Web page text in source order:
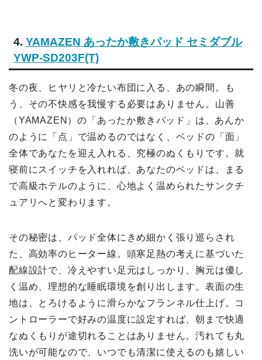
4. YAMAZEN あったか敷きパッド セミダブル
YWP-SD203F(T)
冬の夜、ヒヤリと冷たい布団に入る、あの瞬間。も
う、その不快感を我慢する必要はありません。山善
（YAMAZEN）の「あったか敷きパッド」は、あんか
のように「点」で温めるのではなく、ベッドの「面」
全体であなたを迎え入れる、究極のぬくもりです。就
寝前にスイッチを入れれば、あなたのベッドは、まる
で高級ホテルのように、心地よく温められたサンクチ
ュアリへと変わります。
その秘密は、パッド全体にきめ細かく張り巡らされ
た、高効率のヒーター線。頭寒足熱の考えに基づいた
配線設計で、冷えやすい足元はしっかり、胸元は優し
く温め、理想的な睡眠環境を創り出します。表面の生
地は、とろけるように滑らかなフランネル仕上げ。コ
ントローラーで好みの温度に設定すれば、朝まで快適
なぬくもりが途切れることはありません。汚れても丸
洗いが可能なので、いつでも清潔に使えるのも嬉しい